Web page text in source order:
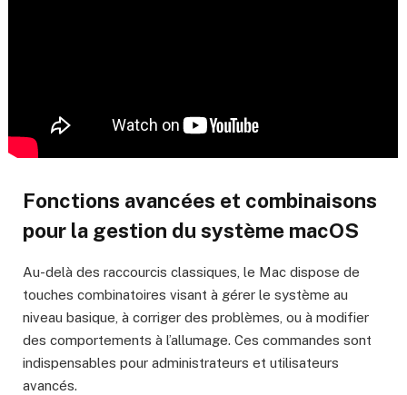
Fonctions avancées et combinaisons
pour la gestion du système macOS
Au-delà des raccourcis classiques, le Mac dispose de
touches combinatoires visant à gérer le système au
niveau basique, à corriger des problèmes, ou à modifier
des comportements à l’allumage. Ces commandes sont
indispensables pour administrateurs et utilisateurs
avancés.